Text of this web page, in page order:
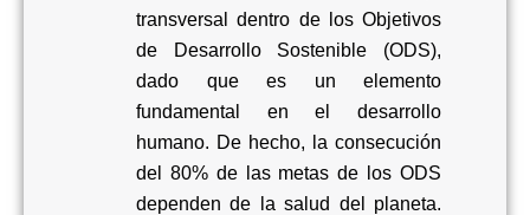
transversal dentro de los Objetivos
de Desarrollo Sostenible (ODS),
dado que es un elemento
fundamental en el desarrollo
humano. De hecho, la consecución
del 80% de las metas de los ODS
dependen de la salud del planeta.